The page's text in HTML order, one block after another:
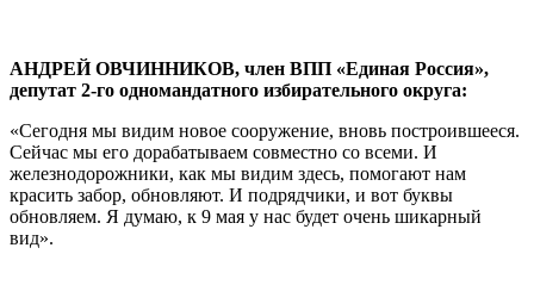
АНДРЕЙ ОВЧИННИКОВ, член ВПП «Единая Россия»,
депутат 2-го одномандатного избирательного округа:
«Сегодня мы видим новое сооружение, вновь построившееся.
Сейчас мы его дорабатываем совместно со всеми. И
железнодорожники, как мы видим здесь, помогают нам
красить забор, обновляют. И подрядчики, и вот буквы
обновляем. Я думаю, к 9 мая у нас будет очень шикарный
вид».